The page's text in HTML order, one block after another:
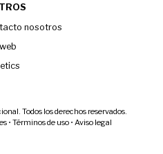
nosotros
Todos los derechos reservados.
• Términos de uso • Aviso legal